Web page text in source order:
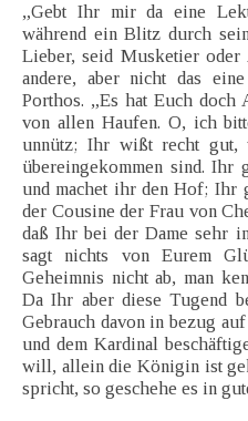
„Gebt Ihr mir da eine
während ein Blitz durch
Lieber, seid Musketier oder
andere, aber nicht das
Porthos. „Es hat Euch doch
von allen Haufen. O, ich
unnütz; Ihr wißt recht gut,
übereingekommen sind. Ihr
und machet ihr den Hof; Ihr
der Cousine der Frau von
daß Ihr bei der Dame sehr
sagt nichts von Eurem
Geheimnis nicht ab, man
Da Ihr aber diese Tugend
Gebrauch davon in bezug
und dem Kardinal
will, allein die Königin ist
spricht, so geschehe es in